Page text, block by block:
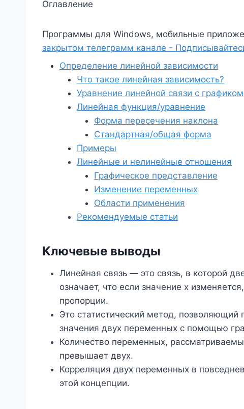
Оглавление
Программы для Windows, мобильные
закрытом телеграмм канале -
Определение линейной зависимости
Что такое линейная зависимость?
Уравнение линейной связи с графиком
Линейная функция/уравнение
Форма пересечения наклона
Стандартная/общая форма
Примеры
Линейные и нелинейные отношения
Графическое представление
Изменение переменных
Области применения
Рекомендуемые статьи
Ключевые выводы
Линейная связь — это связь, в которой
означает, что если значение x
пропорции.
Это статистический метод,
значения двух переменных с помощью
Количество переменных,
превышает двух.
Корреляция двух переменных в
этой концепции.